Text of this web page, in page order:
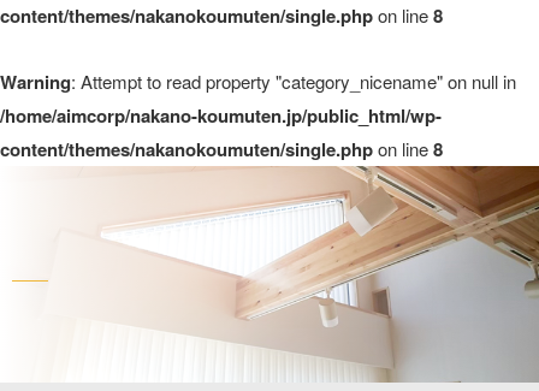
content/themes/nakanokoumuten/single.phpon line8
Warning: Attempt to read property "category_nicename" on null in
/home/aimcorp/nakano-koumuten.jp/public_html/wp-
content/themes/nakanokoumuten/single.phpon line8